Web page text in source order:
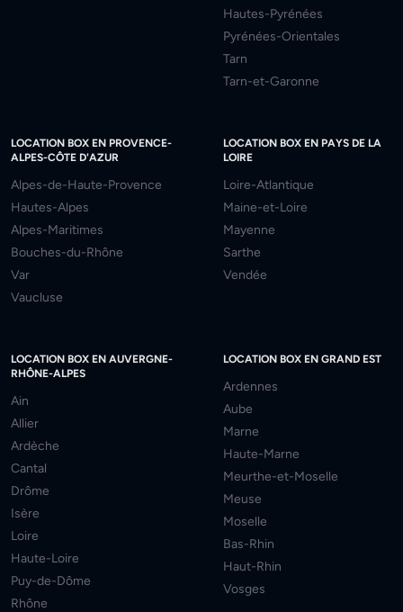
Hautes-Pyrénées
Pyrénées-Orientales
Tarn
Tarn-et-Garonne
LOCATION BOX EN PROVENCE-
ALPES-CÔTE D'AZUR
Alpes-de-Haute-Provence
Hautes-Alpes
Alpes-Maritimes
Bouches-du-Rhône
Var
Vaucluse
LOCATION BOX EN PAYS DE LA
LOIRE
Loire-Atlantique
Maine-et-Loire
Mayenne
Sarthe
Vendée
LOCATION BOX EN AUVERGNE-
RHÔNE-ALPES
Ain
Allier
Ardèche
Cantal
Drôme
Isère
Loire
Haute-Loire
Puy-de-Dôme
Rhône
LOCATION BOX EN GRAND EST
Ardennes
Aube
Marne
Haute-Marne
Meurthe-et-Moselle
Meuse
Moselle
Bas-Rhin
Haut-Rhin
Vosges